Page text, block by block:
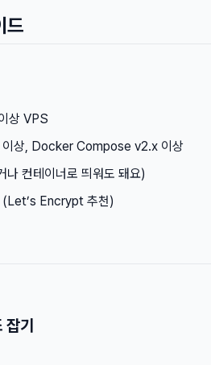
드
상 VPS
상, Docker Compose v2.x 이상
컨테이너로 띄워도 돼요)
Encrypt 추천)
기